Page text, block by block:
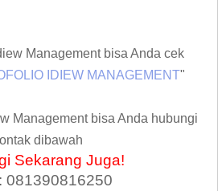
Management bisa Anda cek
IDIEW MANAGEMENT"
Management bisa Anda hubungi
dibawah
Sekarang Juga!
081390816250